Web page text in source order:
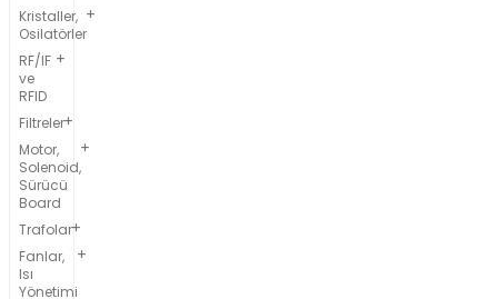
Kristaller,
Osilatörler
RF/IF
ve
RFID
Filtreler
Motor,
Solenoid,
Sürücü
Board
Trafolar
Fanlar,
Isı
Yönetimi